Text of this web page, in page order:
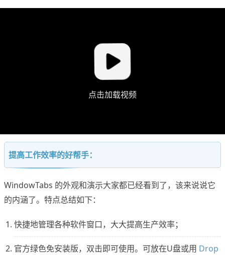
点击加载视频
提高工作效率的好帮手：
WindowTabs 的外观和演示大家都已经看到了，该来说说它
的内涵了。特点总结如下：
快捷地管理各种软件窗口，大大提高生产效率；
官方绿色免安装版，双击即可使用。可放在U盘或用 Drop